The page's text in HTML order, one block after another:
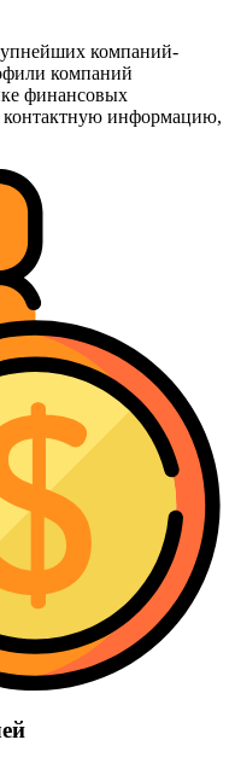
компаний-
компаний
финансовых
контактную информацию,